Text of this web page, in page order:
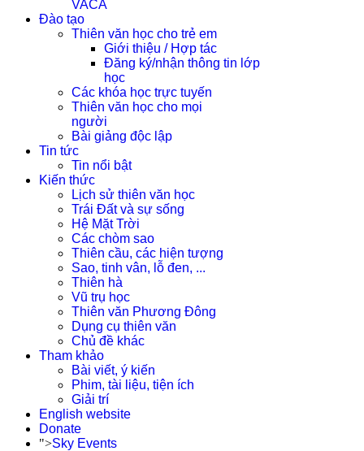
VACA
Đào tạo
Thiên văn học cho trẻ em
Giới thiệu / Hợp tác
Đăng ký/nhận thông tin lớp
học
Các khóa học trực tuyến
Thiên văn học cho mọi
người
Bài giảng độc lập
Tin tức
Tin nổi bật
Kiến thức
Lịch sử thiên văn học
Trái Đất và sự sống
Hệ Mặt Trời
Các chòm sao
Thiên cầu, các hiện tượng
Sao, tinh vân, lỗ đen, ...
Thiên hà
Vũ trụ học
Thiên văn Phương Đông
Dụng cụ thiên văn
Chủ đề khác
Tham khảo
Bài viết, ý kiến
Phim, tài liệu, tiện ích
Giải trí
English website
Donate
">Sky Events